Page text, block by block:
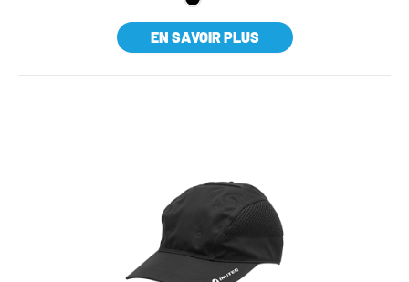
EN SAVOIR PLUS